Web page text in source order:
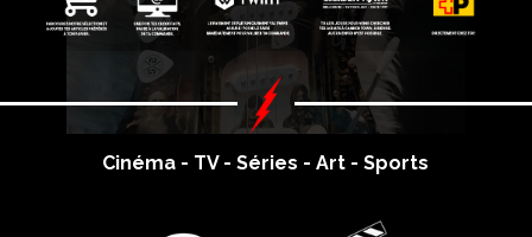
Cinéma - TV - Séries - Art - Sports